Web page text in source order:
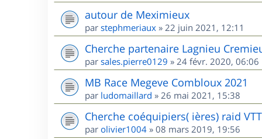
autour de Meximieux
par stephmeriaux » 22 juin 2021, 12:11
Cherche partenaire Lagnieu
par sales.pierre0129 » 24 févr. 2020, 06:06
MB Race Megeve Combloux 2021
par ludomaillard » 26 mai 2021, 15:38
Cherche coéquipiers( ières) raid
par olivier1004 » 08 mars 2019, 19:56